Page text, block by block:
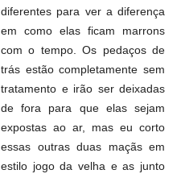
diferentes para ver a diferença
em como elas ficam marrons
com o tempo. Os pedaços de
trás estão completamente sem
tratamento e irão ser deixadas
de fora para que elas sejam
expostas ao ar, mas eu corto
essas outras duas maçãs em
estilo jogo da velha e as junto